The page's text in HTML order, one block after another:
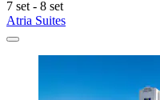
7 set - 8 set
Atria Suites